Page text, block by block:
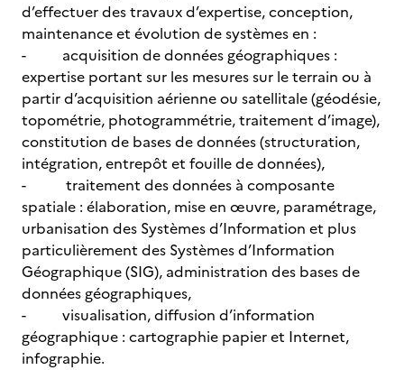
d’effectuer des travaux d’expertise, conception,
maintenance et évolution de systèmes en :
- acquisition de données géographiques :
expertise portant sur les mesures sur le terrain ou à
partir d’acquisition aérienne ou satellitale (géodésie,
topométrie, photogrammétrie, traitement d’image),
constitution de bases de données (structuration,
intégration, entrepôt et fouille de données),
- traitement des données à composante
spatiale : élaboration, mise en œuvre, paramétrage,
urbanisation des Systèmes d’Information et plus
particulièrement des Systèmes d’Information
Géographique (SIG), administration des bases de
données géographiques,
- visualisation, diffusion d’information
géographique : cartographie papier et Internet,
infographie.